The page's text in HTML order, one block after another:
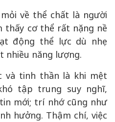
về thể chất là người
thấy cơ thể rất nặng nề
động thể lực dù nhẹ
nhiều năng lượng.
và tinh thần là khi mệt
tập trung suy nghĩ,
mới; trí nhớ cũng như
hưởng. Thậm chí, việc